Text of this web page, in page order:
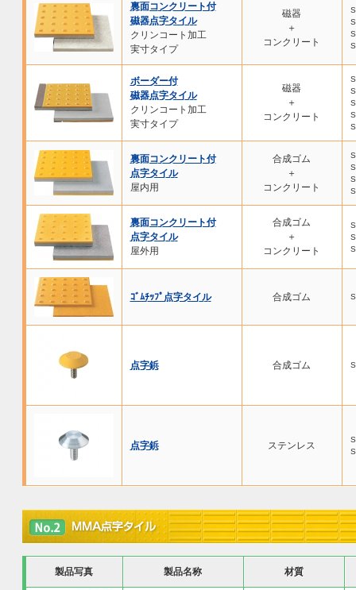
裏面コンクリート付
磁器点字タイル
クリンコート加工
実寸タイプ
磁器
＋
コンクリート
ボーダー付
磁器点字タイル
クリンコート加工
実寸タイプ
磁器
＋
コンクリート
裏面コンクリート付
点字タイル
屋内用
合成ゴム
＋
コンクリート
裏面コンクリート付
点字タイル
屋外用
合成ゴム
＋
コンクリート
ｺﾞﾑﾁｯﾌﾟ点字タイル 合成ゴム
点字鋲 合成ゴム
点字鋲 ステンレス
製品写真 製品名称 材質